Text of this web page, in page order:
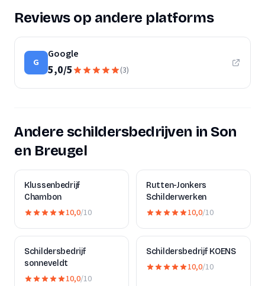
Reviews op andere platforms
G
Google
5,0/5 (3)
Andere schildersbedrijven in Son
en Breugel
Klussenbedrijf
Chambon
10,0/10
Rutten-Jonkers
Schilderwerken
10,0/10
Schildersbedrijf
sonneveldt
10,0/10
Schildersbedrijf KOENS
10,0/10